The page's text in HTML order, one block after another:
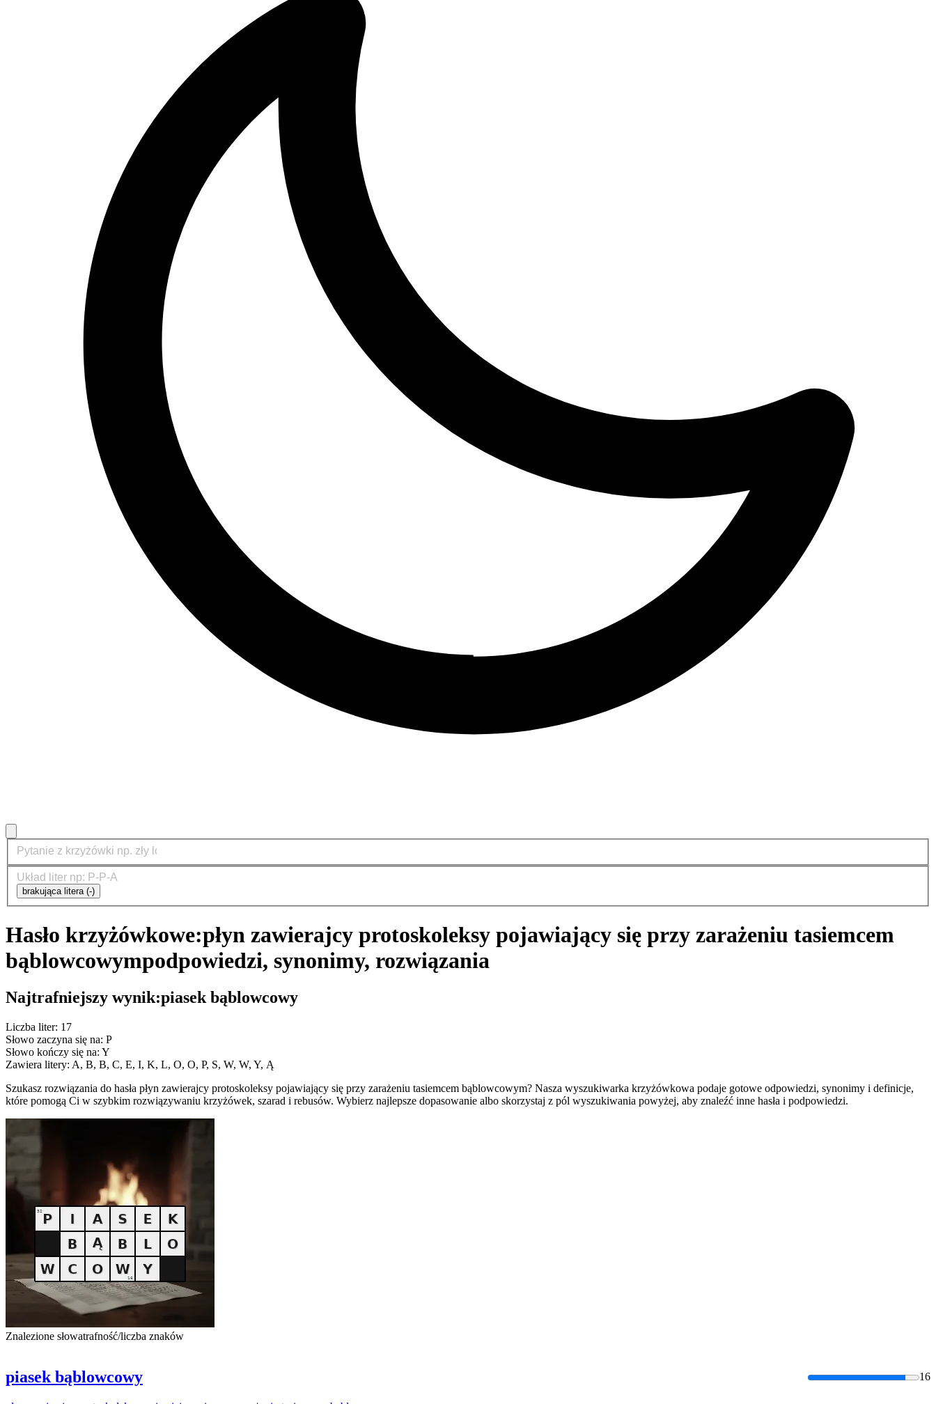
brakująca litera (-)
Hasło krzyżówkowe:płyn zawierajcy protoskoleksy pojawiający się przy zarażeniu tasiemcem
bąblowcowympodpowiedzi, synonimy, rozwiązania
Najtrafniejszy wynik:piasek bąblowcowy
Liczba liter: 17
Słowo zaczyna się na: P
Słowo kończy się na: Y
Zawiera litery: A, B, B, C, E, I, K, L, O, O, P, S, W, W, Y, Ą
Szukasz rozwiązania do hasła płyn zawierajcy protoskoleksy pojawiający się przy zarażeniu tasiemcem bąblowcowym? Nasza wyszukiwarka krzyżówkowa podaje gotowe odpowiedzi, synonimy i definicje,
które pomogą Ci w szybkim rozwiązywaniu krzyżówek, szarad i rebusów. Wybierz najlepsze dopasowanie albo skorzystaj z pól wyszukiwania powyżej, aby znaleźć inne hasła i podpowiedzi.
Znalezione słowatrafność/liczba znaków
piasek bąblowcowy 16